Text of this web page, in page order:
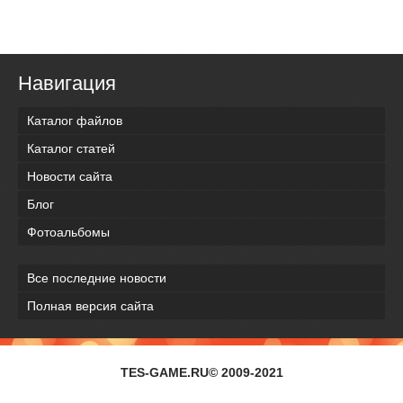
Навигация
Каталог файлов
Каталог статей
Новости сайта
Блог
Фотоальбомы
Все последние новости
Полная версия сайта
TES-GAME.RU© 2009-2021